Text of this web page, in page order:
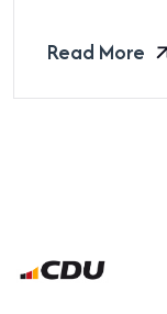
Read More